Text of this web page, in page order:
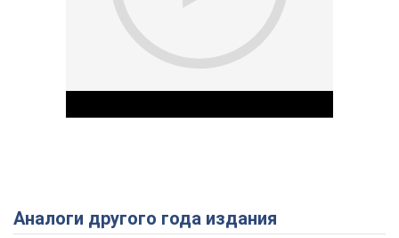
Play Video
Аналоги другого года издания